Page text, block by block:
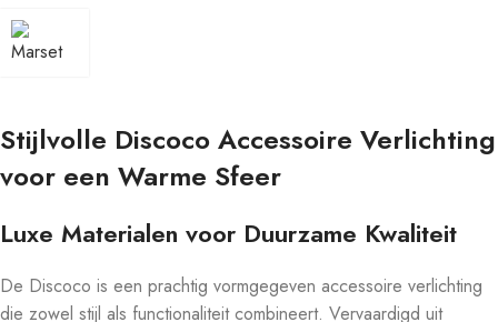
Stijlvolle Discoco Accessoire Verlichting
voor een Warme Sfeer
Luxe Materialen voor Duurzame Kwaliteit
De Discoco is een prachtig vormgegeven accessoire verlichting
die zowel stijl als functionaliteit combineert. Vervaardigd uit